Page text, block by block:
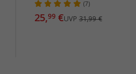
(7)
25,99€UVP 31,99 €